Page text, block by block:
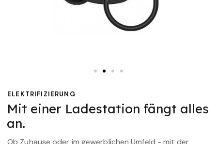
ELEKTRIFIZIERUNG
Mit einer Ladestation fängt alles
an.
Ob Zuhause oder im gewerblichen Umfeld - mit der